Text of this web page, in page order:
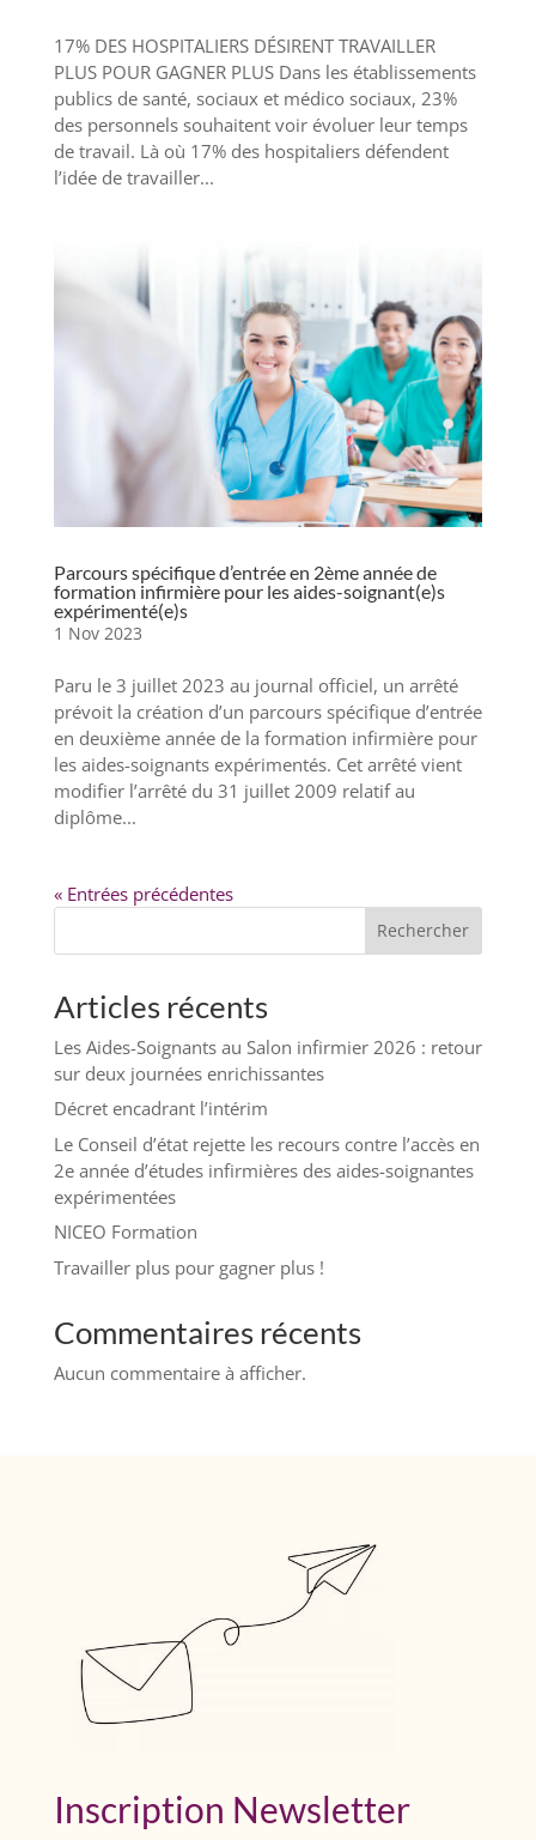
17% DES HOSPITALIERS DÉSIRENT TRAVAILLER
PLUS POUR GAGNER PLUS Dans les établissements
publics de santé, sociaux et médico sociaux, 23%
des personnels souhaitent voir évoluer leur temps
de travail. Là où 17% des hospitaliers défendent
l’idée de travailler...
Parcours spécifique d’entrée en 2ème année de
formation infirmière pour les aides-soignant(e)s
expérimenté(e)s
1 Nov 2023
Paru le 3 juillet 2023 au journal officiel, un arrêté
prévoit la création d’un parcours spécifique d’entrée
en deuxième année de la formation infirmière pour
les aides-soignants expérimentés. Cet arrêté vient
modifier l’arrêté du 31 juillet 2009 relatif au
diplôme...
« Entrées précédentes
Rechercher
Articles récents
Les Aides-Soignants au Salon infirmier 2026 : retour
sur deux journées enrichissantes
Décret encadrant l’intérim
Le Conseil d’état rejette les recours contre l’accès en
2e année d’études infirmières des aides-soignantes
expérimentées
NICEO Formation
Travailler plus pour gagner plus !
Commentaires récents
Aucun commentaire à afficher.
Inscription Newsletter